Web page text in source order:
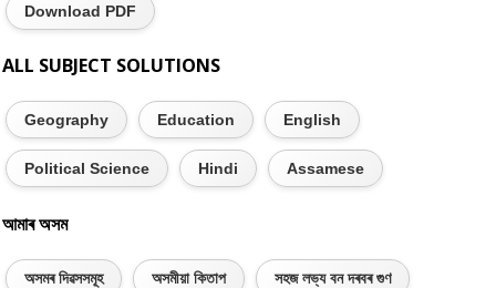
Download PDF
ALL SUBJECT SOLUTIONS
Geography Education English
Political Science Hindi Assamese
আমাৰ অসম
অসমৰ দিৱসসমূহ অসমীয়া কিতাপ সহজ লভ্য বন দৰবৰ গুণ